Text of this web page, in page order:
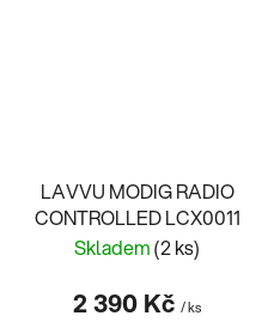
LAVVU MODIG RADIO
CONTROLLED LCX0011
Skladem(2 ks)
2 390 Kč / ks